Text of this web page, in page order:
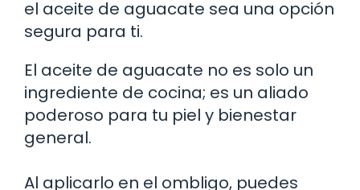
el aceite de aguacate sea una opción
segura para ti.
El aceite de aguacate no es solo un
ingrediente de cocina; es un aliado
poderoso para tu piel y bienestar
general.
Al aplicarlo en el ombligo, puedes